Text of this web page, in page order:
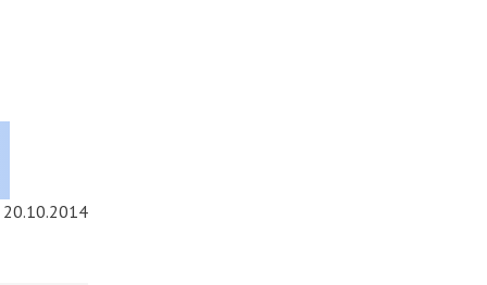
20.10.2014